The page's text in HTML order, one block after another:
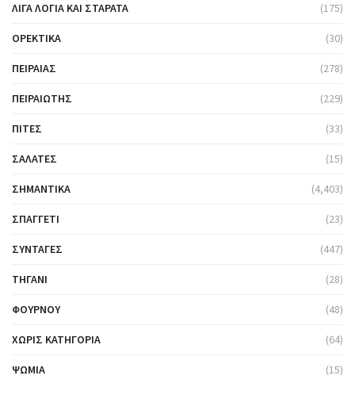
ΛΊΓΑ ΛΌΓΙΑ ΚΑΙ ΣΤΑΡΆΤΑ (175)
ΟΡΕΚΤΙΚΆ (30)
ΠΕΙΡΑΙΆΣ (278)
ΠΕΙΡΑΙΏΤΗΣ (229)
ΠΊΤΕΣ (33)
ΣΑΛΆΤΕΣ (15)
ΣΗΜΑΝΤΙΚΆ (4,403)
ΣΠΑΓΓΈΤΙ (23)
ΣΥΝΤΑΓΈΣ (447)
ΤΗΓΆΝΙ (28)
ΦΟΎΡΝΟΥ (48)
ΧΩΡΊΣ ΚΑΤΗΓΟΡΊΑ (64)
ΨΩΜΙΆ (15)